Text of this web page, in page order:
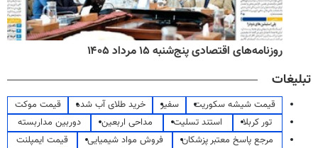
روزنامه‌های اقتصادی پنج‌شنبه ۱۵ مرداد ۱۴۰۵
تبلیغات
قیمت شیشه سکوریت سفیر خرید طلای آب شده
قیمت موکت
تور کربلا
استند تسلیت مداحی اربعین
دوربین مداربسته
مرجع پاسخ معتبر پزشکان
فروش مواد شیمیایی
قیمت ایمپلنت